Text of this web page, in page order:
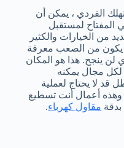
الفردي ، يمكن أن
المفتاح لمستقبل
من الخيارات والكثير
يكون من الصعب معرفة
لن ينجح. هذا هو المكان
لكل مجال يمكنه
قد لا يحتاج لعملية
وهذه أعمال أنت تسطيع
بدقة مقاول كهرباء.